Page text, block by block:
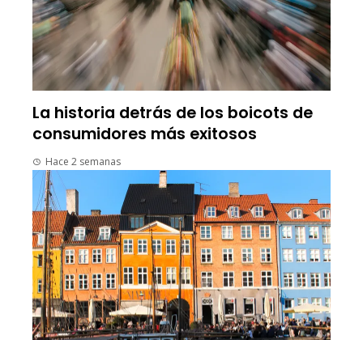
La historia detrás de los boicots de
consumidores más exitosos
Hace 2 semanas